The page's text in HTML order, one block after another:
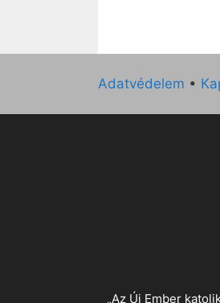
Adatvédelem •
„Az Új Ember